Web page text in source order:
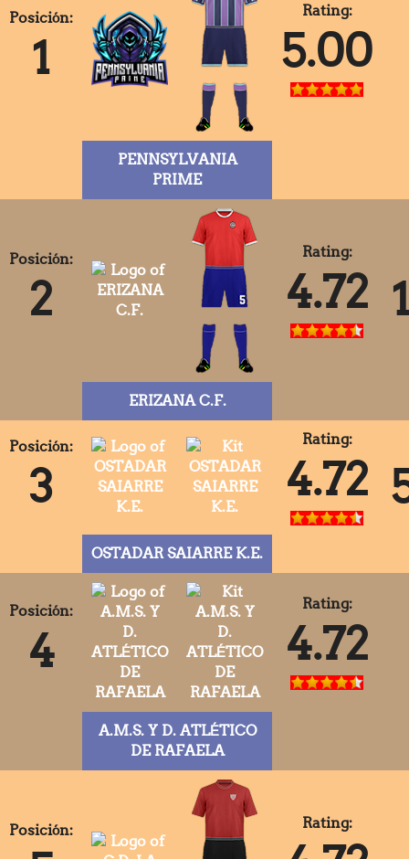
Posición:
1
Rating:
5.00
PENNSYLVANIA
PRIME
Posición:
2
Rating:
4.72
ERIZANA C.F.
Posición:
3
Rating:
4.72
OSTADAR SAIARRE K.E.
Posición:
4
Rating:
4.72
A.M.S. Y D. ATLÉTICO
DE RAFAELA
Posición: Rating: